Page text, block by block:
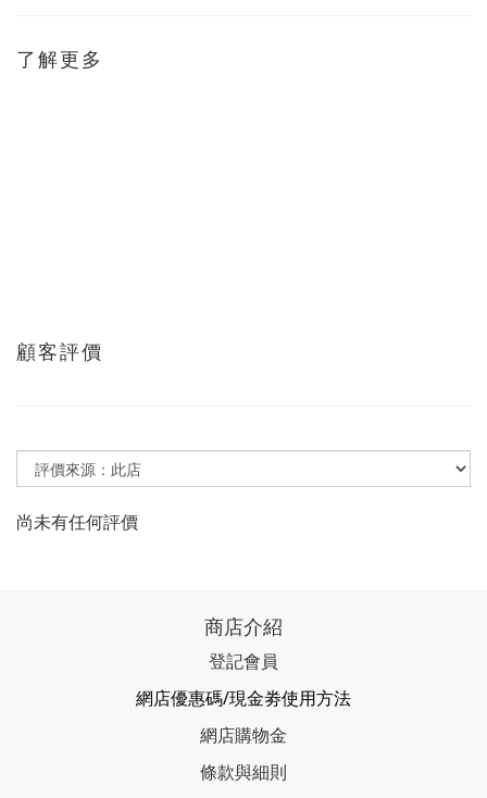
了解更多
顧客評價
尚未有任何評價
商店介紹
登記會員
網店優惠碼/現金劵使用方法
網店購物金
條款與細則